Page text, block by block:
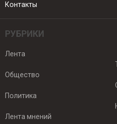
Контакты
РУБРИКИ
Лента
Общество
Политика
Лента мнений